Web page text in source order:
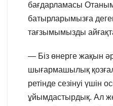
бағдарламасы
батырларымызға
тағзымымызды
— Біз өнерге жақын
шығармашылық
ретінде сезінуі үшін
ұйымдастырдық. Ал